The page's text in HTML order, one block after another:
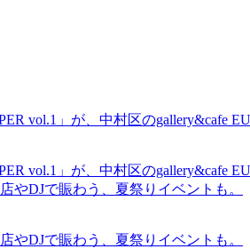
vol.1」が、中村区のgallery&cafe
vol.1」が、中村区のgallery&cafe
やDJで賑わう、夏祭りイベントも。
やDJで賑わう、夏祭りイベントも。